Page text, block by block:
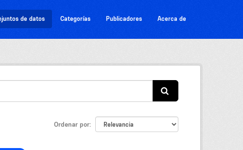
de datos Categorías Publicadores Acerca de
Ordenar por